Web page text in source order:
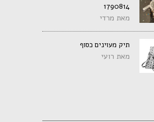
1790814
מאת מרדי
תיק מעוינים כסוף
מאת רועי